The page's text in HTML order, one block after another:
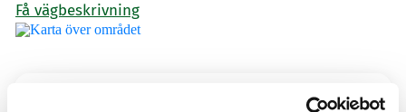
Få vägbeskrivning